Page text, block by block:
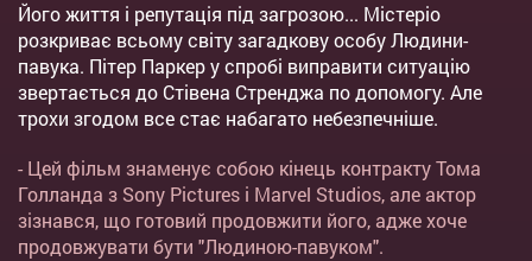
Його життя і репутація під загрозою... Містеріо
розкриває всьому світу загадкову особу Людини-
павука. Пітер Паркер у спробі виправити ситуацію
звертається до Стівена Стренджа по допомогу. Але
трохи згодом все стає набагато небезпечніше.
- Цей фільм знаменує собою кінець контракту Тома
Голланда з Sony Pictures і Marvel Studios, але актор
зізнався, що готовий продовжити його, адже хоче
продовжувати бути "Людиною-павуком".